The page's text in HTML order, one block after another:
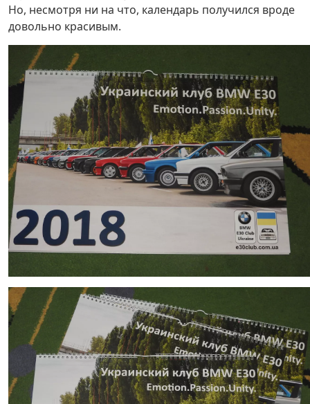
Но, несмотря ни на что, календарь получился вроде
довольно красивым.